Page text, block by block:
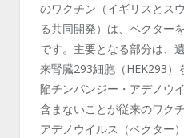
のワクチン（イギリスとス
る共同開発）は、ベクター
です。主要となる部分は、
来腎臓293細胞（HEK293）
陥チンパンジー・アデノウ
含まないことが従来のワク
アデノウイルス（ベクター